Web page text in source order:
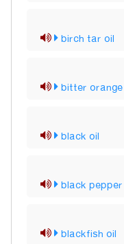
birch tar oil
bitter
black oil
black
blackfish oil